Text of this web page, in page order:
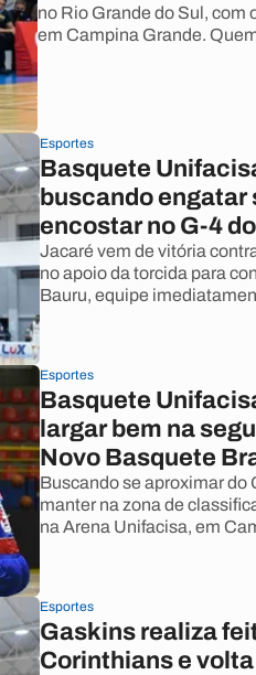
no Rio Grande do Sul, com
em Campina Grande.
Esportes
Basquete
buscando engatar
encostar no G-4
Jacaré vem de vitória
no apoio da torcida para
Bauru, equipe
Esportes
Basquete
largar bem na
Novo Basquete
Buscando se aproximar do
manter na zona de
na Arena Unifacisa, em
Esportes
Gaskins realiza
Corinthians e